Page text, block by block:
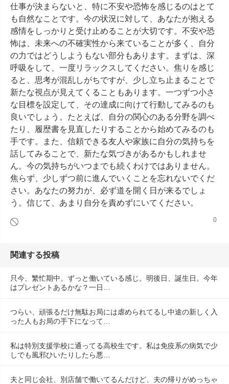
仕事が決まらないと、特に不安や恐怖を感じるのはとて
も自然なことです。今の状況に対して、あなたが抱える
感情をしっかりと受け止めることが大切です。不安や恐
怖は、未来への不確実性から来ていることが多く、自分
の力ではどうしようもない部分もあります。まずは、深
呼吸をして、一度リラックスしてください。焦りを感じ
ると、思考が混乱しがちですが、少し立ち止まることで
新たな視点が見えてくることもあります。一つずつ小さ
な目標を設定して、その達成に向けて行動してみるのも
良いでしょう。たとえば、自分の関心のある分野を調べ
たり、履歴書を見直したりすることから始めてみるのも
手です。また、信頼できる友人や家族に自分の気持ちを
話してみることで、新たな気づきがあるかもしれませ
ん。今の気持ちがいつまでも続くわけではありません。
焦らず、少しずつ前に進んでいくことを忘れないでくだ
さい。あなたの努力が、必ず道を開く日が来るでしょ
う。信じて、あまり自分を責めずにいてください。
0
関連する投稿
只今、繁忙期中。ずっと働いている感じ。明後日、誕生日。今年
はプレゼントあるかな？一日…
つらい、頑張るだけ無駄お局には虐められてるし中途の新しく入
った人もお局の手下になって…
私は特別支援学校に通ってる高校生です。私は免疫系の病気で少
しでも風邪ひいたりしたら悪…
夫と同じ会社、別店舗で働いてるんだけど、夫の帰りがめっちゃ